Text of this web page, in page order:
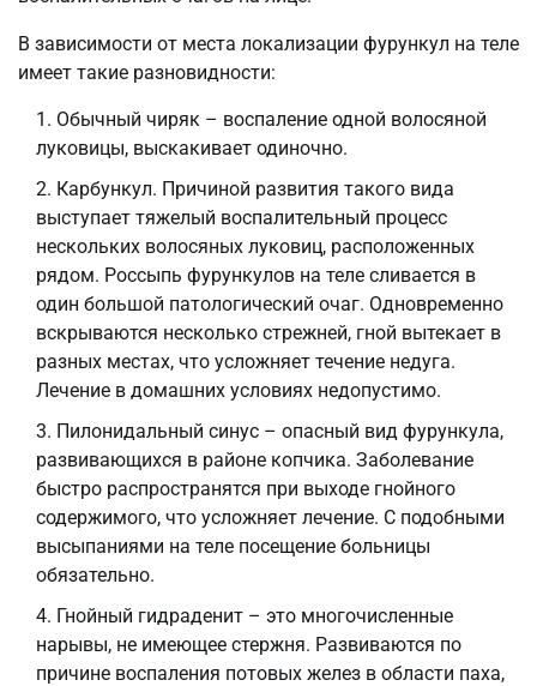
В зависимости от места локализации фурункул на теле
имеет такие разновидности:
Обычный чиряк – воспаление одной волосяной
луковицы, выскакивает одиночно.
Карбункул. Причиной развития такого вида
выступает тяжелый воспалительный процесс
нескольких волосяных луковиц, расположенных
рядом. Россыпь фурункулов на теле сливается в
один большой патологический очаг. Одновременно
вскрываются несколько стрежней, гной вытекает в
разных местах, что усложняет течение недуга.
Лечение в домашних условиях недопустимо.
Пилонидальный синус – опасный вид фурункула,
развивающихся в районе копчика. Заболевание
быстро распространятся при выходе гнойного
содержимого, что усложняет лечение. С подобными
высыпаниями на теле посещение больницы
обязательно.
Гнойный гидраденит – это многочисленные
нарывы, не имеющее стержня. Развиваются по
причине воспаления потовых желез в области паха,